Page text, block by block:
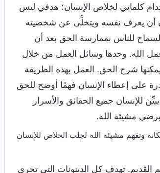
كلماتي لخلاص الإنسان؛ هدفي ليس
أن يعرف نفسه ويتخلَّى عن شخصيته
للناس بممارسة الحق بعد أن
الله. وحدها وسائل العمل من خلال
شرح الحق. العمل بهذه الطريقة
على إعطاء الإنسان فهمًا أوضح للحق
للإنسان جميع الحقائق والأسرار
مشيئة الله.
تهدف كل الدينونات التي تجري